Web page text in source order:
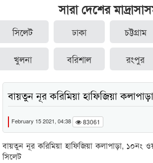
সারা দেশের
সিলেট ঢাকা চট্টগ্রাম
খুলনা বরিশাল রংপুর
বায়তুন নূর করিমিয়া হাফিজিয়া কলাপাড়া
February 15 2021, 04:38 83061
বায়তুন নূর করিমিয়া হাফিজিয়া কলাপাড়া, ১০নং
সিলেট